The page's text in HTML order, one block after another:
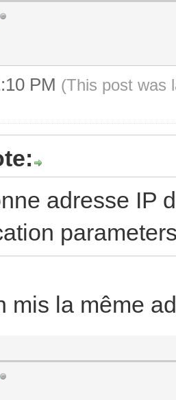
PM (This post was
adresse IP
mis la même